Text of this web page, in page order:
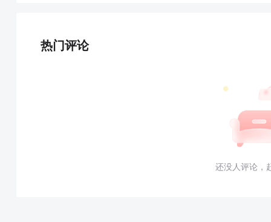
热门评论
还没人评论，